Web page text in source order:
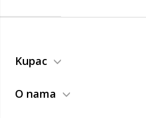
Kupac
O nama